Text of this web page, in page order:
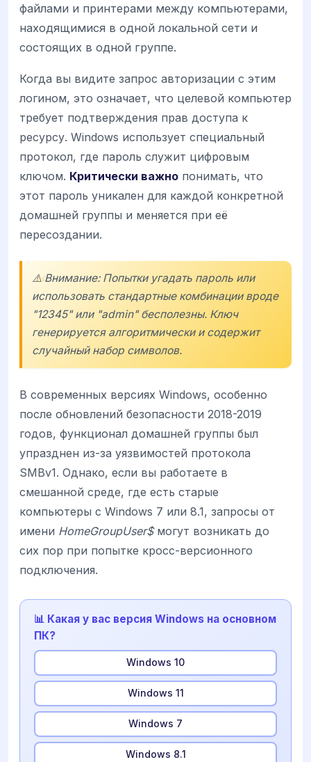
файлами и принтерами между компьютерами,
находящимися в одной локальной сети и
состоящих в одной группе.
Когда вы видите запрос авторизации с этим
логином, это означает, что целевой компьютер
требует подтверждения прав доступа к
ресурсу. Windows использует специальный
протокол, где пароль служит цифровым
ключом. Критически важно понимать, что
этот пароль уникален для каждой конкретной
домашней группы и меняется при её
пересоздании.
⚠️ Внимание: Попытки угадать пароль или
использовать стандартные комбинации вроде
"12345" или "admin" бесполезны. Ключ
генерируется алгоритмически и содержит
случайный набор символов.
В современных версиях Windows, особенно
после обновлений безопасности 2018-2019
годов, функционал домашней группы был
упразднен из-за уязвимостей протокола
SMBv1. Однако, если вы работаете в
смешанной среде, где есть старые
компьютеры с Windows 7 или 8.1, запросы от
имени HomeGroupUser$могут возникать до
сих пор при попытке кросс-версионного
подключения.
📊 Какая у вас версия Windows на основном
ПК?
Windows 10
Windows 11
Windows 7
Windows 8.1